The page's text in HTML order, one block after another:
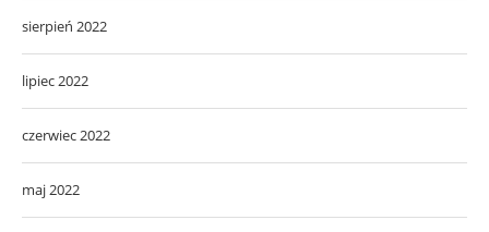
sierpień 2022
lipiec 2022
czerwiec 2022
maj 2022